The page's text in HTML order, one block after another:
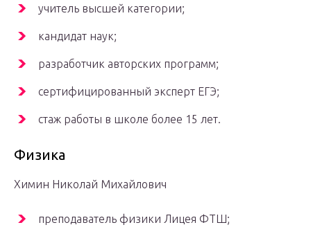
учитель высшей категории;
кандидат наук;
разработчик авторских программ;
сертифицированный эксперт ЕГЭ;
стаж работы в школе более 15 лет.
Физика
Химин Николай Михайлович
преподаватель физики Лицея ФТШ;